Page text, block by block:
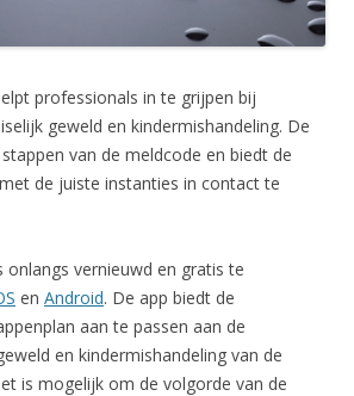
professionals in te grijpen bij
geweld en kindermishandeling. De
van de meldcode en biedt de
de juiste instanties in contact te
onlangs vernieuwd en gratis te
en Android. De app biedt de
aan te passen aan de
en kindermishandeling van de
is mogelijk om de volgorde van de